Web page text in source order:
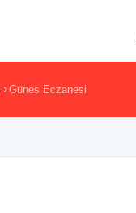
Günes Eczanesi